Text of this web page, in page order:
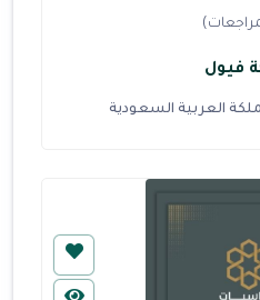
فيول
العربية السعودية